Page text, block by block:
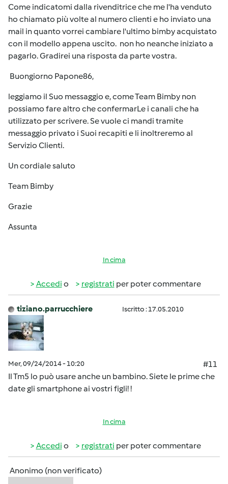
Come indicatomi dalla rivenditrice che me l'ha venduto
ho chiamato più volte al numero clienti e ho inviato una
mail in quanto vorrei cambiare l'ultimo bimby acquistato
con il modello appena uscito. non ho neanche iniziato a
pagarlo. Gradirei una risposta da parte vostra.
Buongiorno Papone86,
leggiamo il Suo messaggio e, come Team Bimby non
possiamo fare altro che confermarLe i canali che ha
utilizzato per scrivere. Se vuole ci mandi tramite
messaggio privato i Suoi recapiti e li inoltreremo al
Servizio Clienti.
Un cordiale saluto
Team Bimby
Grazie
Assunta
In cima
Accedi o registrati per poter commentare
tiziano.parrucchiere Iscritto : 17.05.2010
Mer, 09/24/2014 - 10:20
#11
Il Tm5 lo può usare anche un bambino. Siete le prime che
date gli smartphone ai vostri figli! !
In cima
Accedi o registrati per poter commentare
Anonimo (non verificato)